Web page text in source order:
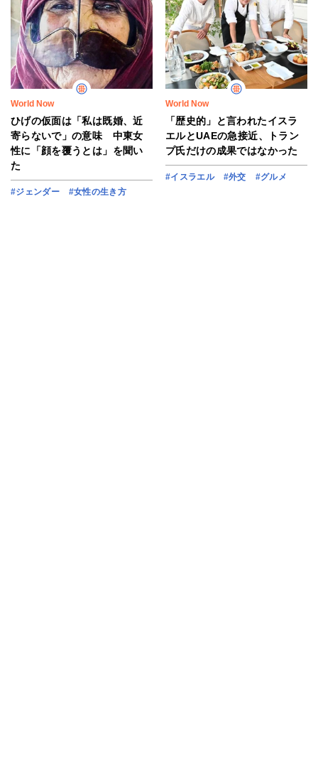
World Now
ひげの仮面は「私は既婚、近
寄らないで」の意味 中東女
性に「顔を覆うとは」を聞い
た
#ジェンダー #女性の生き方
World Now
「歴史的」と言われたイスラ
エルとUAEの急接近、トラン
プ氏だけの成果ではなかった
#イスラエル #外交 #グルメ